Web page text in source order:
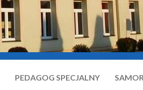
PEDAGOG SPECJALNY